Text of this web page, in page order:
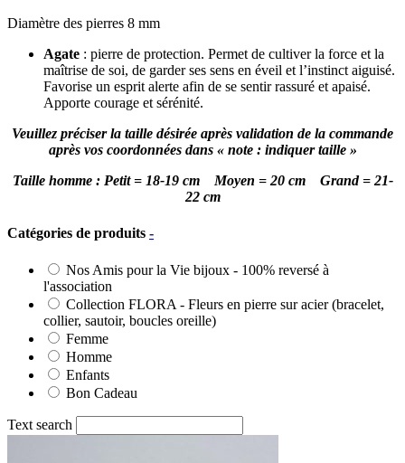
mate
Diamètre des pierres 8 mm
Agate : pierre de protection. Permet de cultiver la force et la
maîtrise de soi, de garder ses sens en éveil et l’instinct aiguisé.
Favorise un esprit alerte afin de se sentir rassuré et apaisé.
Apporte courage et sérénité.
Veuillez préciser la taille désirée après validation de la commande
après vos coordonnées dans « note : indiquer taille »
Taille homme : Petit = 18-19 cm Moyen = 20 cm Grand = 21-
22 cm
Catégories de produits -
Nos Amis pour la Vie bijoux - 100% reversé à
l'association
Collection FLORA - Fleurs en pierre sur acier (bracelet,
collier, sautoir, boucles oreille)
Femme
Homme
Enfants
Bon Cadeau
Text search